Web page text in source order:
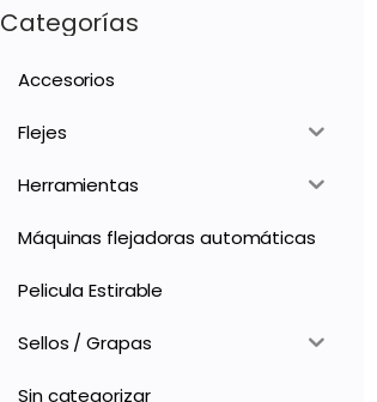
Categorías
Accesorios
Flejes
Herramientas
Máquinas flejadoras automáticas
Pelicula Estirable
Sellos / Grapas
Sin categorizar